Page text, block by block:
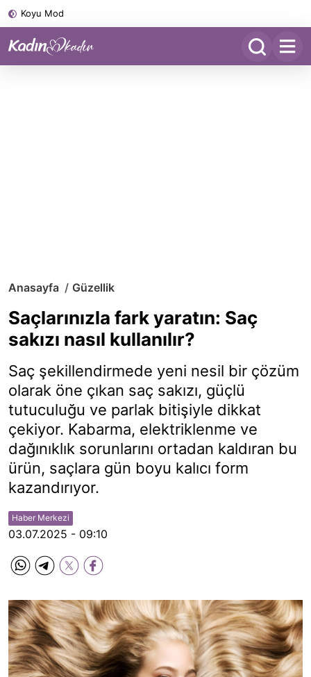
Koyu Mod
Anasayfa Güzellik
Saçlarınızla fark yaratın: Saç
sakızı nasıl kullanılır?
Saç şekillendirmede yeni nesil bir çözüm
olarak öne çıkan saç sakızı, güçlü
tutuculuğu ve parlak bitişiyle dikkat
çekiyor. Kabarma, elektriklenme ve
dağınıklık sorunlarını ortadan kaldıran bu
ürün, saçlara gün boyu kalıcı form
kazandırıyor.
Haber Merkezi
03.07.2025 - 09:10